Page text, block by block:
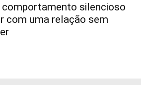
comportamento silencioso
com uma relação sem